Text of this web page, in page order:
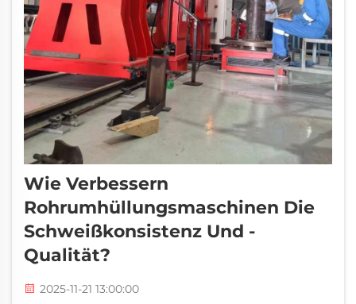
Wie Verbessern
Rohrumhüllungsmaschinen Die
Schweißkonsistenz Und -
Qualität?
2025-11-21 13:00:00